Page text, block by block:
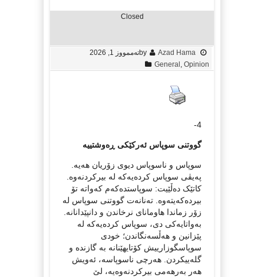
Closed
by Azad Hama
تەممووز 1, 2026
General Opinion
4-
گووتنی سوپاس ئەرکێکی ڕەوشتییە
سوپاس و ناسوپاس دیوی زۆریان هەیە.
پەیڤی سوپاس کردەیەکە لە بیرکردنەوە.
کاتێک دەڵێیت: سوپاستدەکەم کەواتە تۆ
بیردەکەیتەوە. تەنانەت گووتنی سوپاس لە
زۆر زماندا هاومانای نرخاندن و دانپێدانانە.
بەواتایەکی دی، سوپاس کردەیەکە لە
پێزانین و هەڵسەنگاندن؛ خودی
سوپاسگوزارییش کۆتایهێنانە بە گازندە و
گلەییکردن. هەرچی ناسوپاسە، ئەویش
هەر بەرهەمی بیرکردنەوەیە، لێ